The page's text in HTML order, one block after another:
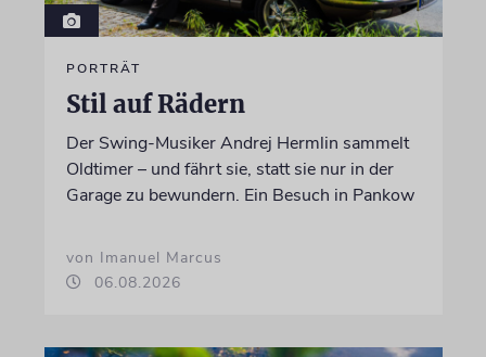
PORTRÄT
Stil auf Rädern
Der Swing-Musiker Andrej Hermlin sammelt
Oldtimer – und fährt sie, statt sie nur in der
Garage zu bewundern. Ein Besuch in Pankow
von Imanuel Marcus
06.08.2026